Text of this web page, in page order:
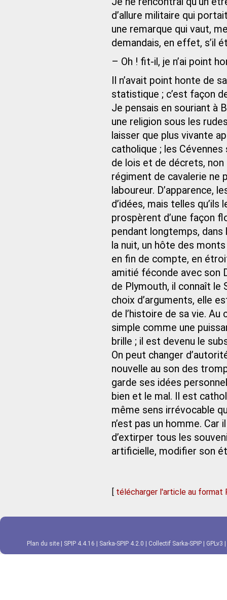
d’allure militaire qui
une remarque qui vaut,
demandais, en effet, s’il
– Oh ! fit-il, je n’ai point
Il n’avait point honte de
statistique ; c’est façon
Je pensais en souriant à
une religion sous les
laisser que plus vivante
catholique ; les
de lois et de décrets, non
régiment de cavalerie ne
laboureur. D’apparence,
d’idées, mais telles
prospèrent d’une façon
pendant longtemps,
la nuit, un hôte des
en fin de compte, en
amitié féconde avec son
de Plymouth, il connaît le
choix d’arguments, elle
de l’histoire de sa vie.
simple comme une
brille ; il est devenu le
On peut changer
nouvelle au son des
garde ses idées
bien et le mal. Il est
même sens irrévocable
n’est pas un homme. Car
d’extirper tous les
artificielle, modifier son
[ télécharger l'article au format
Plan du site SPIP 4.4.16 Sarka-SPIP 4.2.0 Collectif Sarka-SPIP GPLv3